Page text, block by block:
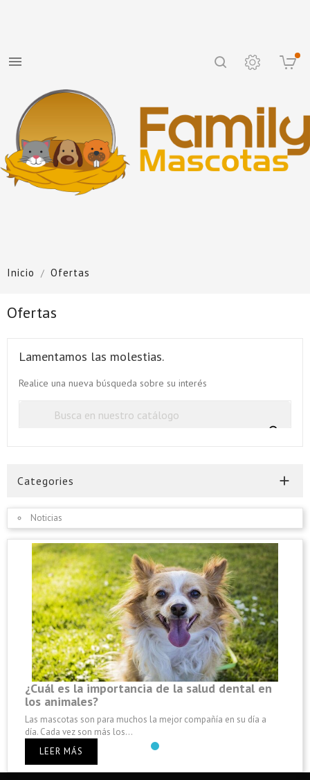

Inicio Ofertas
Ofertas
Lamentamos las molestias.
Realice una nueva búsqueda sobre su interés

Categories 
Noticias
¿Cuál es la importancia de la salud dental en
los animales?
Las mascotas son para muchos la mejor compañía en su día a
día. Cada vez son más los...
LEER MÁS
Anterior